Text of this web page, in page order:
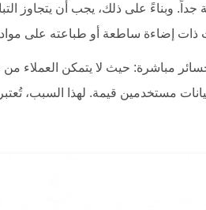
جداً. وبناءً على ذلك، يجب أن يتجاوز
مستخدمين قيمة. لهذا السبب،